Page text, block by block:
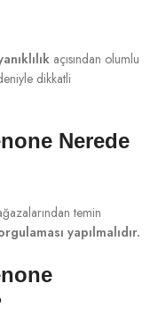
açısından olumlu
dikkatli
Nerede
temin
yapılmalıdır.